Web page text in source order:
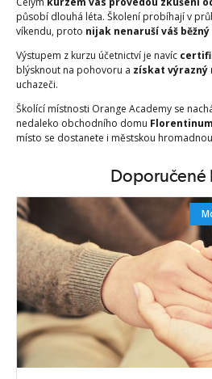
působí dlouhá léta. Školení probíhají v
víkendu, proto nijak nenarušíváš
Výstupem z kurzu účetnictví je navíc
blýsknout na pohovoru a získat výrazný
uchazeči.
Školící místnosti Orange Academy se
nedaleko obchodního domu Florentinum
místo se dostanete i městskou
Doporučené